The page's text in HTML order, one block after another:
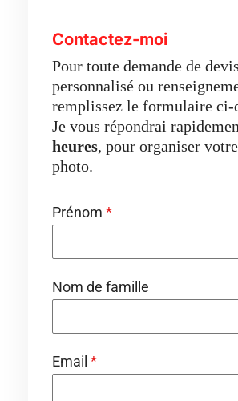
Contactez-moi
Pour toute demande de devis
personnalisé ou
remplissez le formulaire ci-
Je vous répondrai
heures, pour organiser
photo.
Prénom *
Nom de famille
Email *